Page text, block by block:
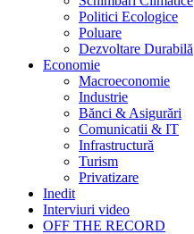
Politici Ecologice
Poluare
Dezvoltare Durabilă
Economie
Macroeconomie
Industrie
Bănci & Asigurări
Comunicatii & IT
Infrastructură
Turism
Privatizare
Inedit
Interviuri video
OFF THE RECORD